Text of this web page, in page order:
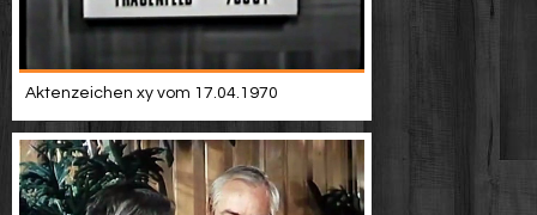
Aktenzeichen xy vom 17.04.1970